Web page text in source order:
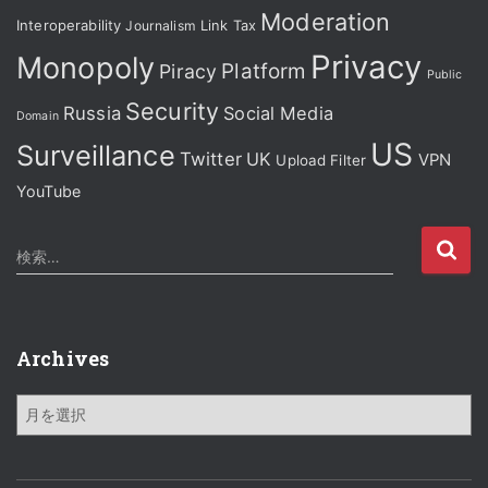
Interoperability Journalism Link Tax Moderation
Monopoly Piracy Platform Privacy Public
Domain Russia Security Social Media
Surveillance Twitter UK Upload Filter US VPN
YouTube
検
索
検索…
Archives
h